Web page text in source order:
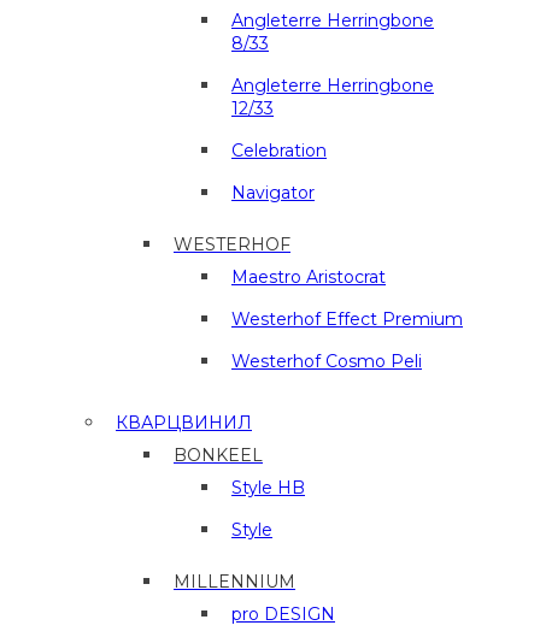
Angleterre Herringbone
8/33
Angleterre Herringbone
12/33
Celebration
Navigator
WESTERHOF
Maestro Aristocrat
Westerhof Effect Premium
Westerhof Cosmo Peli
КВАРЦВИНИЛ
BONKEEL
Style HB
Style
MILLENNIUM
pro DESIGN